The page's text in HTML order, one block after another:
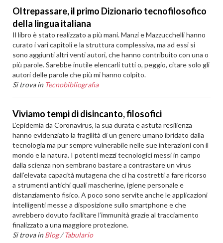
Oltrepassare, il primo Dizionario tecnofilosofico
della lingua italiana
Il libro è stato realizzato a più mani. Manzi e Mazzucchelli hanno
curato i vari capitoli e la struttura complessiva, ma ad essi si
sono aggiunti altri venti autori, che hanno contribuito con una o
più parole. Sarebbe inutile elencarli tutti o, peggio, citare solo gli
autori delle parole che più mi hanno colpito.
Si trova in Tecnobibliografia
Viviamo tempi di disincanto, filosofici
L’epidemia da Coronavirus, la sua durata e astuta resilienza
hanno evidenziato la fragilità di un genere umano ibridato dalla
tecnologia ma pur sempre vulnerabile nelle sue interazioni con il
mondo e la natura. I potenti mezzi tecnologici messi in campo
dalla scienza non sembrano bastare a contrastare un virus
dall’elevata capacità mutagena che ci ha costretti a fare ricorso
a strumenti antichi quali mascherine, igiene personale e
distanziamento fisico. A poco sono servite anche le applicazioni
intelligenti messe a disposizione sullo smartphone e che
avrebbero dovuto facilitare l’immunità grazie al tracciamento
finalizzato a una maggiore protezione.
Si trova in Blog /Tabulario